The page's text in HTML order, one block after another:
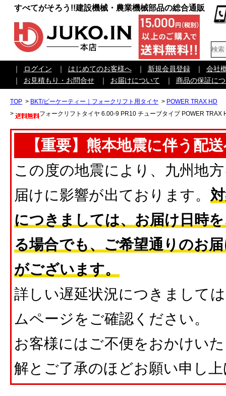
すべてがそろう!!建設機械・農業機械部品の総合通販
｜ ログイン ｜ はじめてのお客様へ ｜ 新規会員登録 ｜
会社
｜
お見積もり・お問合せ ｜ お届けについて ｜ 商品の保証に
TOP > BKT/ビーケーティー｜フォークリフト用タイヤ > POWER TRAX HD
>
フォークリフトタイヤ 6.00-9 PR10 チューブタイプ POWER TRAX
【重要】熊本地震に伴う配
この度の地震により、九州地
届けに影響が出ております。
につきましては、お届け日時
る場合でも、ご希望通りのお
がございます。
詳しい遅延状況につきまして
ムページをご確認ください。
お客様にはご不便をおかけい
解とご了承のほどお願い申し